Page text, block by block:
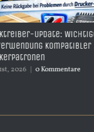
Ecotank ET-14000 zum
und